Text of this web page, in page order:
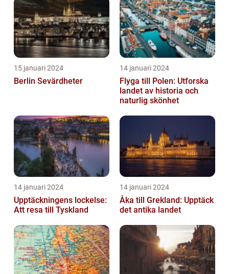
15 januari 2024
Berlin Sevärdheter
14 januari 2024
Flyga till Polen: Utforska
landet av historia och
naturlig skönhet
14 januari 2024
Upptäckningens lockelse:
Att resa till Tyskland
14 januari 2024
Åka till Grekland: Upptäck
det antika landet